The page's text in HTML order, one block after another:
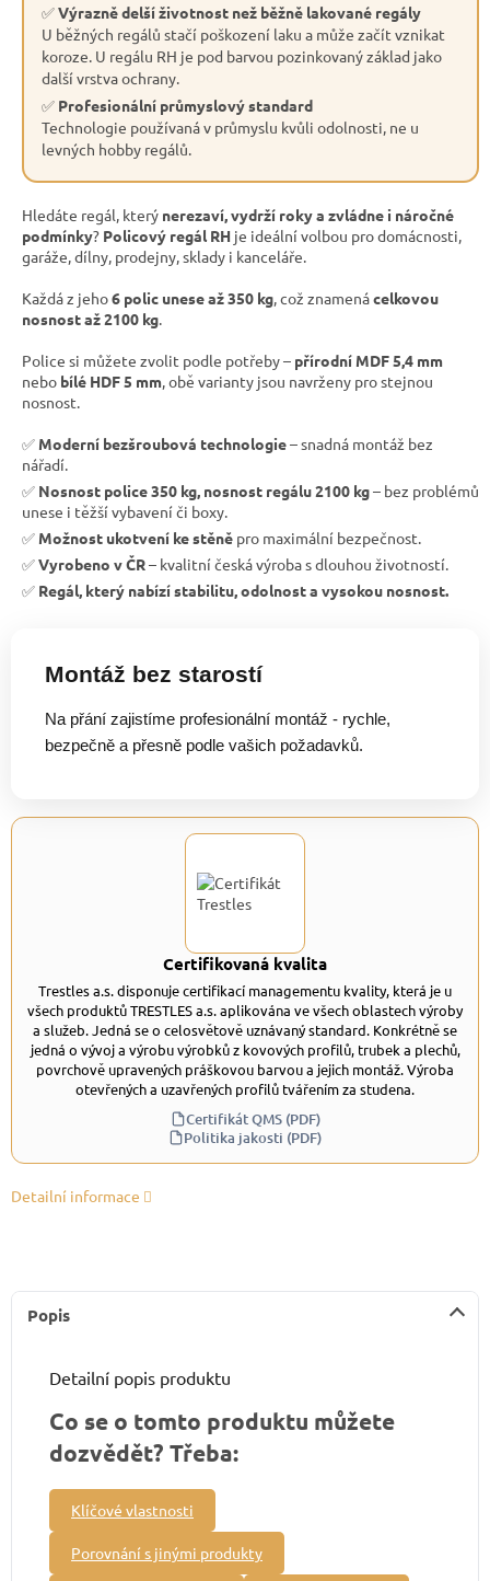
✅Výrazně delší životnost než běžně lakované regály
U běžných regálů stačí poškození laku a může začít vznikat
koroze. U regálu RH je pod barvou pozinkovaný základ jako
další vrstva ochrany.
✅ Profesionální průmyslový standard
Technologie používaná v průmyslu kvůli odolnosti, ne u
levných hobby regálů.
Hledáte regál, který nerezaví, vydrží roky a zvládne i náročné
podmínky? Policový regál RH je ideální volbou pro domácnosti,
garáže, dílny, prodejny, sklady i kanceláře.
Každá z jeho6 polic unese až 350 kg, což znamenácelkovou
nosnost až 2100 kg.
Police si můžete zvolit podle potřeby – přírodní MDF 5,4 mm
nebo bílé HDF 5 mm, obě varianty jsou navrženy pro stejnou
nosnost.
✅ Moderní bezšroubová technologie– snadná montáž bez
nářadí.
✅ Nosnost police 350 kg, nosnost regálu 2100 kg– bez problémů
unese i těžší vybavení či boxy.
✅ Možnost ukotvení ke stěně pro maximální bezpečnost.
✅Vyrobeno v ČR– kvalitní česká výroba s dlouhou životností.
✅ Regál, který nabízí stabilitu, odolnost a vysokou nosnost.
Montáž bez starostí
Na přání zajistíme profesionální montáž - rychle,
bezpečně a přesně podle vašich požadavků.
Certifikovaná kvalita
Trestles a.s. disponuje certifikací managementu kvality, která je u
všech produktů TRESTLES a.s. aplikována ve všech oblastech výroby
a služeb. Jedná se o celosvětově uznávaný standard. Konkrétně se
jedná o vývoj a výrobu výrobků z kovových profilů, trubek a plechů,
povrchově upravených práškovou barvou a jejich montáž. Výroba
otevřených a uzavřených profilů tvářením za studena.
Certifikát QMS (PDF)
Politika jakosti (PDF)
Detailní informace
Popis
Detailní popis produktu
Co se o tomto produktu můžete
dozvědět? Třeba:
Klíčové vlastnosti
Porovnání s jinými produkty